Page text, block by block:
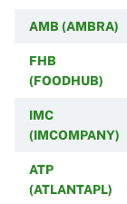
AMB (AMBRA)
FHB
(FOODHUB)
IMC
(IMCOMPANY)
ATP
(ATLANTAPL)